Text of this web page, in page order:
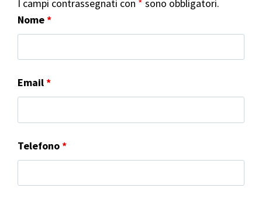
I campi contrassegnati con * sono obbligatori.
Nome*
Email*
Telefono*